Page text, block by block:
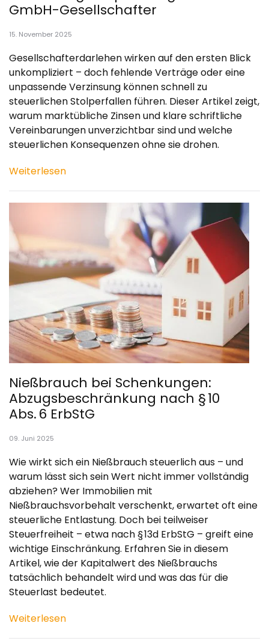
GmbH-Gesellschafter
15. November 2025
Gesellschafterdarlehen wirken auf den ersten Blick
unkompliziert – doch fehlende Verträge oder eine
unpassende Verzinsung können schnell zu
steuerlichen Stolperfallen führen. Dieser Artikel zeigt,
warum marktübliche Zinsen und klare schriftliche
Vereinbarungen unverzichtbar sind und welche
steuerlichen Konsequenzen ohne sie drohen.
Weiterlesen
Nießbrauch bei Schenkungen:
Abzugsbeschränkung nach § 10
Abs. 6 ErbStG
09. Juni 2025
Wie wirkt sich ein Nießbrauch steuerlich aus – und
warum lässt sich sein Wert nicht immer vollständig
abziehen? Wer Immobilien mit
Nießbrauchsvorbehalt verschenkt, erwartet oft eine
steuerliche Entlastung. Doch bei teilweiser
Steuerfreiheit – etwa nach § 13d ErbStG – greift eine
wichtige Einschränkung. Erfahren Sie in diesem
Artikel, wie der Kapitalwert des Nießbrauchs
tatsächlich behandelt wird und was das für die
Steuerlast bedeutet.
Weiterlesen